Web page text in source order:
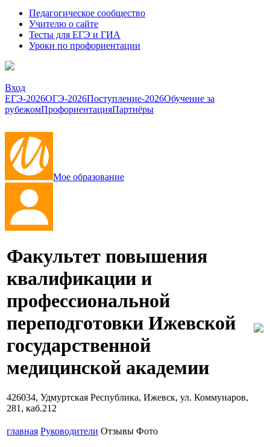
Педагогическое сообщество
Учителю о сайте
Тесты для ЕГЭ и ГИА
Уроки по профориентации
Вход
ЕГЭ-2026ОГЭ-2026Поступление-2026Обучение за
рубежомПрофориентацияПартнёры
Мое образование
Факультет повышения
квалификации и
профессиональной
переподготовки Ижевской
государственной
медицинской академии
426034, Удмуртская Республика, Ижевск, ул. Коммунаров,
281, каб.212
главная Руководители Отзывы Фото